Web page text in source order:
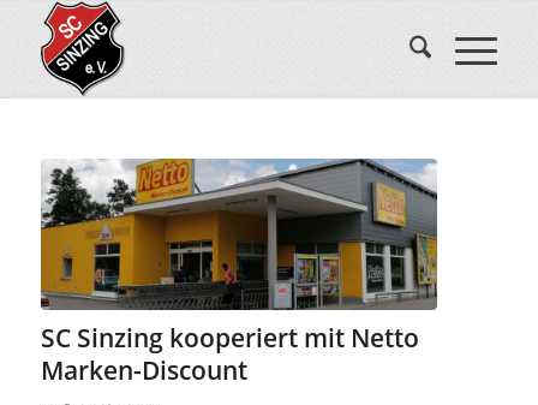
SC Sinzing kooperiert mit Netto
Marken-Discount